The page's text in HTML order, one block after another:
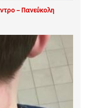
– Πανεύκολη